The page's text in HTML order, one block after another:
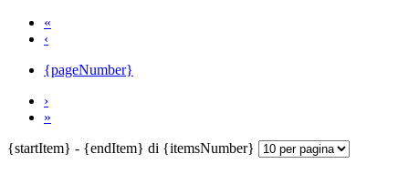
«
‹
{pageNumber}
›
»
{startItem} - {endItem} di {itemsNumber}